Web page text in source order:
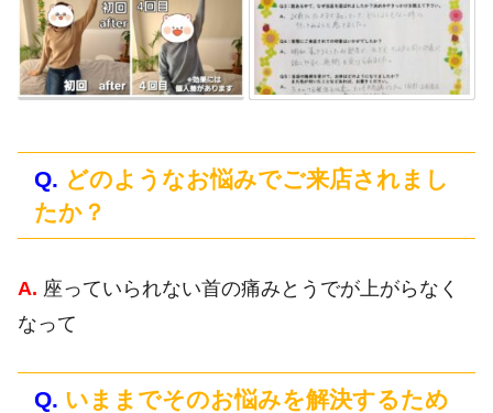
Q. どのようなお悩みでご来店されまし
たか？
A. 座っていられない首の痛みとうでが上がらなく
なって
Q. いままでそのお悩みを解決するため